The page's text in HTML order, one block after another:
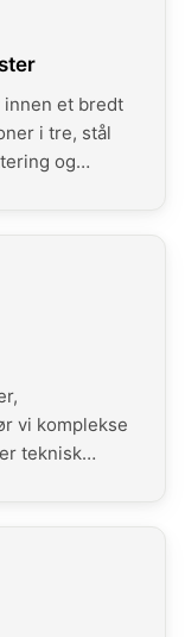
et bredt
i tre, stål
og
vi komplekse
teknisk